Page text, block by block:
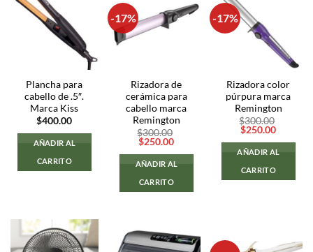
Plancha para
cabello de .5″.
Marca Kiss
$400.00
AÑADIR AL
CARRITO
-17%
Rizadora de
cerámica para
cabello marca
Remington
$300.00
El
original
era:
$300.00.
$250.00El
actual
es:
AÑADIR AL
CARRITO
-17%
Rizadora color
púrpura marca
Remington
$300.00
El
original
era:
$300.00.
$250.00El
actual
es:
AÑADIR AL
CARRITO